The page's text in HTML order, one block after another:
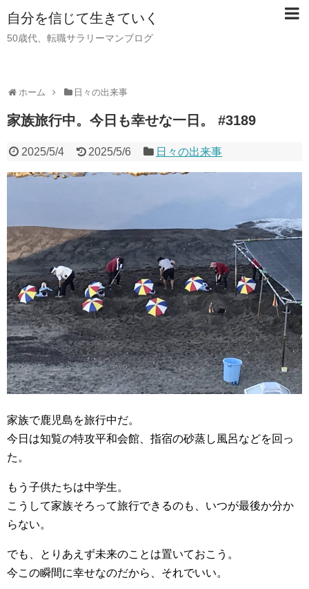
自分を信じて生きていく
50歳代、転職サラリーマンブログ
ホーム 日々の出来事
家族旅行中。今日も幸せな一日。 #3189
2025/5/4 2025/5/6 日々の出来事
家族で鹿児島を旅行中だ。
今日は知覧の特攻平和会館、指宿の砂蒸し風呂などを回っ
た。
もう子供たちは中学生。
こうして家族そろって旅行できるのも、いつが最後か分か
らない。
でも、とりあえず未来のことは置いておこう。
今この瞬間に幸せなのだから、それでいい。